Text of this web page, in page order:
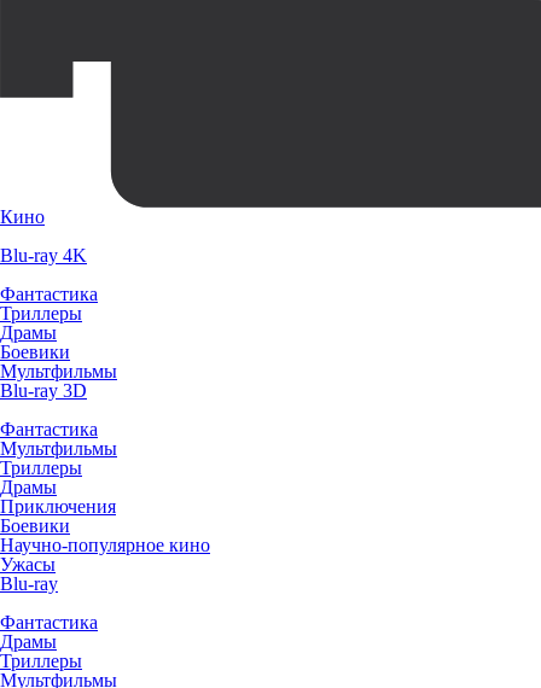
Кино
Blu-ray 4K
Фантастика
Триллеры
Драмы
Боевики
Мультфильмы
Blu-ray 3D
Фантастика
Мультфильмы
Триллеры
Драмы
Приключения
Боевики
Научно-популярное кино
Ужасы
Blu-ray
Фантастика
Драмы
Триллеры
Мультфильмы